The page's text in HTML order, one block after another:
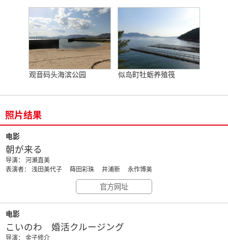
观音码头海滨公园 似岛町牡蛎养殖筏
照片结果
电影
朝が来る
导演： 河瀨直美
表演者： 浅田美代子 蒔田彩珠 井浦新 永作博美
官方网址
电影
こいのわ 婚活クルージング
导演： 金子修介